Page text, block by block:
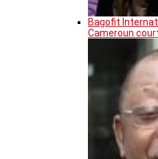
Bagofit
Cameroun